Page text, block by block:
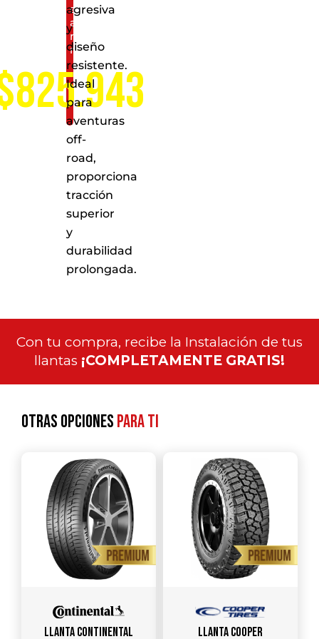
servicio
a
nivel
nacional
agresiva
y
diseño
resistente.
Ideal
para
aventuras
off-
road,
proporciona
tracción
superior
y
durabilidad
prolongada.
Con tu compra, recibe la Instalación de tus
llantas ¡COMPLETAMENTE GRATIS!
Otras opcionespara ti
Llanta CONTINENTAL
Llanta COOPER